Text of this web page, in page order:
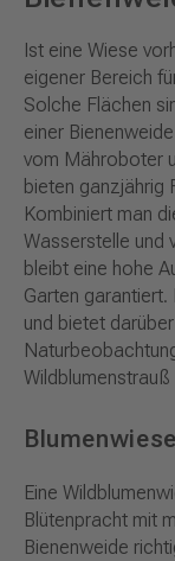
Ist eine Wiese
eigener Bereich
Solche Flächen
einer
vom Mähroboter
bieten ganzjährig
Kombiniert man
Wasserstelle und
bleibt eine hohe
Garten
und bietet
Eine
Blütenpracht mit
Bienenweide